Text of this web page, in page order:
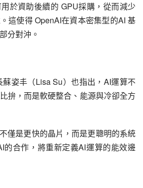
於資助後續的 GPU採購，從而減少
這使得 OpenAI在資本密集型的AI 基
分對沖。
姿丰（Lisa Su）也指出，AI運算不
拚，而是軟硬整合、能源與冷卻全方
僅是更快的晶片，而是更聰明的系統
的合作，將重新定義AI運算的能效邊